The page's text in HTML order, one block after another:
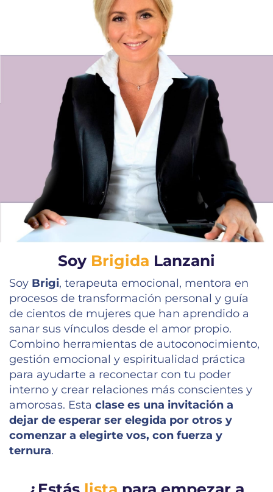
Soy Brigida Lanzani
Soy Brigi, terapeuta emocional, mentora en
procesos de transformación personal y guía
de cientos de mujeres que han aprendido a
sanar sus vínculos desde el amor propio.
Combino herramientas de autoconocimiento,
gestión emocional y espiritualidad práctica
para ayudarte a reconectar con tu poder
interno y crear relaciones más conscientes y
amorosas. Esta clase es una invitación a
dejar de esperar ser elegida por otros y
comenzar a elegirte vos, con fuerza y
ternura.